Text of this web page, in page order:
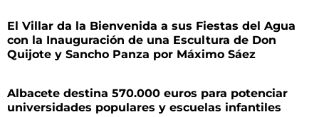
El Villar da la Bienvenida a sus Fiestas del Agua
con la Inauguración de una Escultura de Don
Quijote y Sancho Panza por Máximo Sáez
Albacete destina 570.000 euros para potenciar
universidades populares y escuelas infantiles